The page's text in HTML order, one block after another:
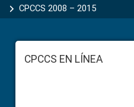
CPCCS 2008 – 2015
FooterCPCCS EN LÍNEA